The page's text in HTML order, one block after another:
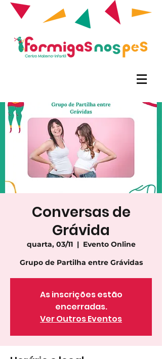
Conversas de
Grávida
quarta, 03/11
  |
Evento Online
Grupo de Partilha entre Grávidas
As inscrições estão
encerradas.
Ver Outros Eventos